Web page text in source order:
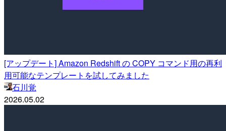
[アップデート] Amazon Redshift の COPY コマンド用の再利
用可能なテンプレートを試してみました
石川覚
2026.05.02